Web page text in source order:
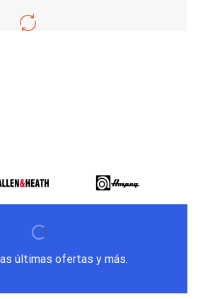
últimas ofertas y más.